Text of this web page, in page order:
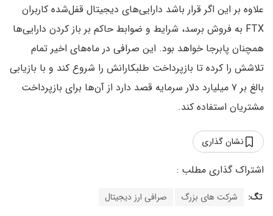
علاوه بر این اگر قرار باشد دارایی‌های دیجیتال قفل‌شده کاربران
FTX به فروش برسد، شرایط و ضوابط حاکم بر باز کردن دارایی‌ها
همچنان پابرجا خواهد بود. این صرافی در ماه‌های اخیر تمام
تلاشش را کرده تا بازپرداخت طلبکارانش را شروع کند و با بازیابی
بالغ بر ۷ میلیارد دلار سرمایه قصد دارد از آن‌ها برای بازپرداخت
مشتریان استفاده کند.
نشان گذاری
تگ: شرکت های بزرگ صرافی ارز دیجیتال